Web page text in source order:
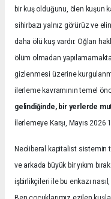
bir kuş olduğunu, ölen kuşun
sihirbazı yalnız görürüz ve
daha ölü kuş vardır. Oğlan
ölüm olmadan
gizlenmesi üzerine
ilerleme kavramının temel
gelindiğinde, bir yerlerde
İlerlemeye Karşı, Mayıs 2026
Neoliberal kapitalist sistemin
ve arkada büyük bir yıkım
işbirlikçileri ile bu enkazı